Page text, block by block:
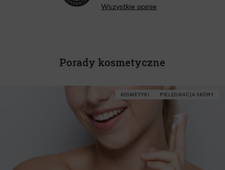
Wszystkie opinie
Porady kosmetyczne
KOSMETYKI PIELĘGNACJA SKÓRY